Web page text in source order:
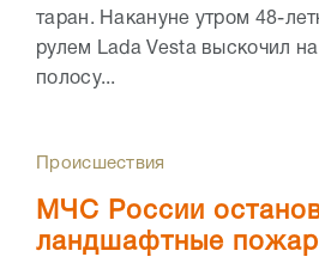
таран. Накануне утром 48-
рулем Lada Vesta выскочил
полосу...
Происшествия
МЧС России
ландшафтные